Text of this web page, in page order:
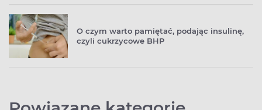
O czym warto pamiętać, podając insulinę,
czyli cukrzycowe BHP